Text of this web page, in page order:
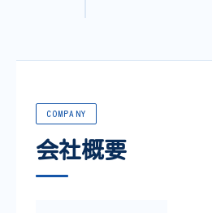
COMPANY
会社概要